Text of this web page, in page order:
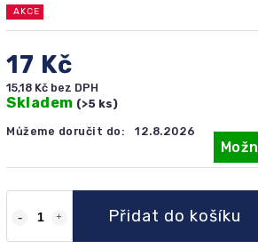
AKCE
17 Kč
15,18 Kč bez DPH
Skladem (>5 ks)
Můžeme doručit do: 12.8.2026
Přidat do košíku